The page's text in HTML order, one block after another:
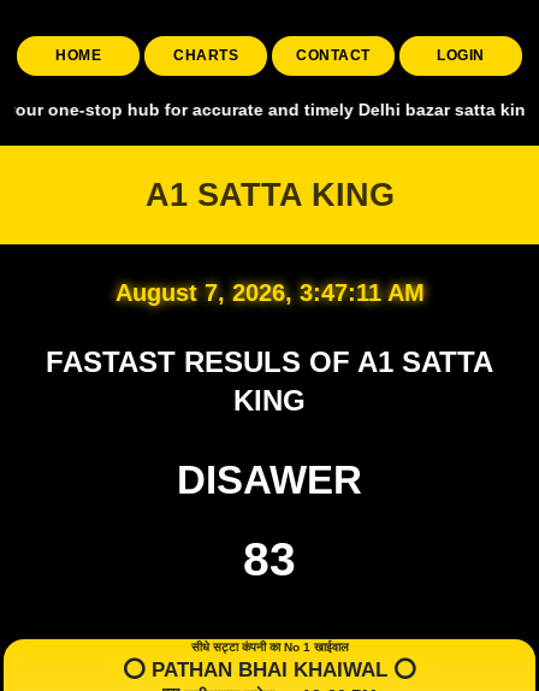
HOME CHARTS CONTACT LOGIN
hub for accurate and timely Delhi bazar satta king,
A1 SATTA KING
August 7, 2026, 3:47:12 AM
FASTAST RESULS OF A1 SATTA
KING
DISAWER
83
सीधे सट्टा कंपनी का No 1 खाईवाल
⭕️ PATHAN BHAI KHAIWAL ⭕️